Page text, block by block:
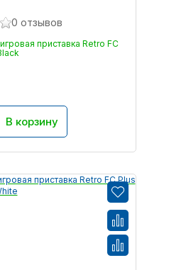
0 отзывов
приставка Retro FC
В корзину